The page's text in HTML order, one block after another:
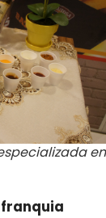
franquia